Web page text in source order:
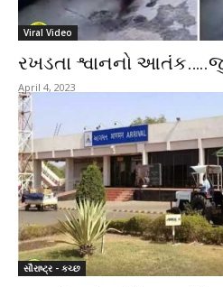
Viral Video
રખડતા શ્વાનનો
April 4, 2023
સૌરાષ્ટ્ર - કચ્છ